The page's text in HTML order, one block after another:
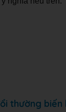
thường